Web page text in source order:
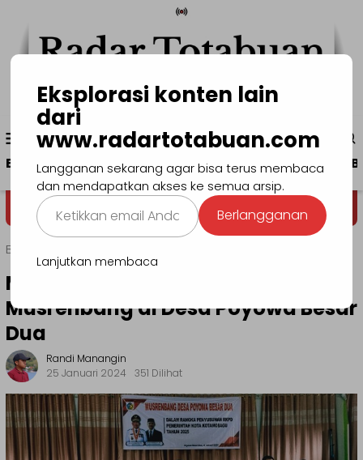
konten
Menu
Mobile
www.radartotabuan.com
Beranda Kotamobagu Bolmong Boltim
Dega' Niondon Selamat
Beranda
Meiddy Makalalag Hadiri
Musrenbang di Desa Poyowa Besar
Dua
Randi Manangin
25 Januari 2024
351 Dilihat
Eksplorasi konten lain
dari
www.radartotabuan.com
Langganan sekarang agar bisa terus membaca
dan mendapatkan akses ke semua arsip.
Ketikkan
email
Anda...
Berlangganan
Lanjutkan membaca